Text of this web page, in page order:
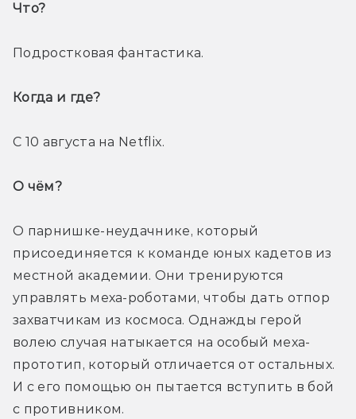
Что?
Подростковая фантастика.
Когда и где?
С 10 августа на Netflix.
О чём?
О парнишке-неудачнике, который
присоединяется к команде юных кадетов из
местной академии. Они тренируются
управлять меха-роботами, чтобы дать отпор
захватчикам из космоса. Однажды герой
волею случая натыкается на особый меха-
прототип, который отличается от остальных.
И с его помощью он пытается вступить в бой
с противником.